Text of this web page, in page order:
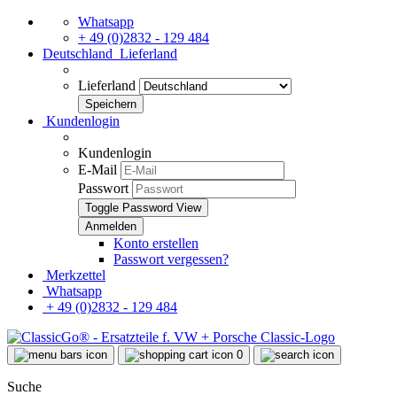
Whatsapp
+ 49 (0)2832 - 129 484
Deutschland Lieferland
Lieferland
Kundenlogin
Kundenlogin
E-Mail
Passwort
Toggle Password View
Konto erstellen
Passwort vergessen?
Merkzettel
Whatsapp
+ 49 (0)2832 - 129 484
0
Suche